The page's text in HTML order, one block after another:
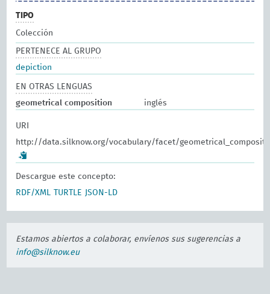
TIPO
Colección
PERTENECE AL GRUPO
depiction
EN OTRAS LENGUAS
geometrical composition
inglés
URI
http://data.silknow.org/vocabulary/facet/
Descargue este concepto:
RDF/XML
TURTLE JSON-LD
Estamos abiertos a colaborar, envíenos sus sugerencias a
info@silknow.eu